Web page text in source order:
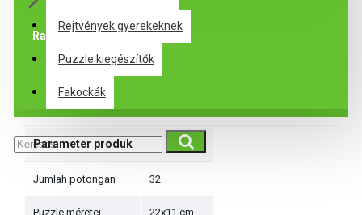
Rejtvények gyerekeknek
Puzzle kiegészítők
Fakockák
Raktáron
Specifikációk
Parameter produk
Jumlah potongan 32
Puzzle méretei 22x11 cm